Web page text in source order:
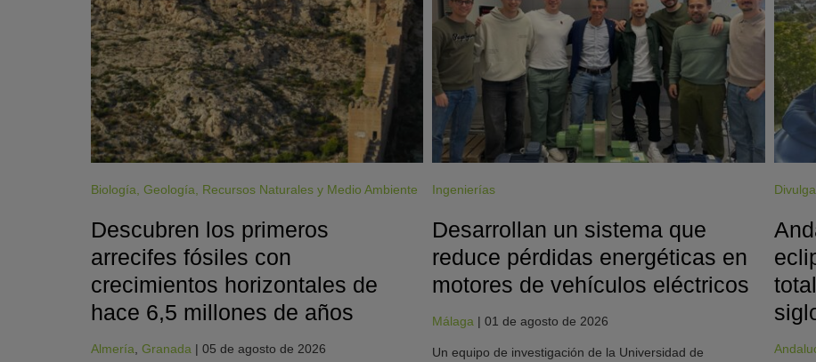
Biología Geología Recursos Naturales y Medio Ambiente
Descubren los primeros
arrecifes fósiles con
crecimientos horizontales de
hace 6,5 millones de años
Almería Granada | 05 de agosto de 2026
Ingenierías
Desarrollan un sistema que
reduce pérdidas energéticas en
motores de vehículos eléctricos
Málaga |01 de agosto de 2026
Un equipo de investigación de la Universidad de